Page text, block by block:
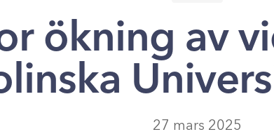
ökning av
27 mars 2025